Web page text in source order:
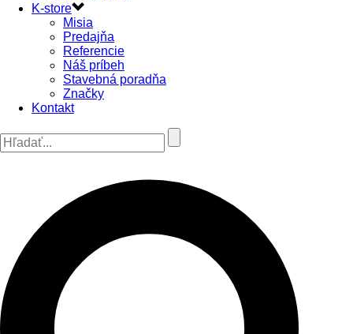
K-store
Misia
Predajňa
Referencie
Náš príbeh
Stavebná poradňa
Značky
Kontakt